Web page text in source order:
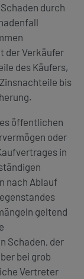
durch
der Verkäufer
des Käufers,
bis
öffentlichen
oder
in
nach Ablauf
geltend
Schaden, der
bei grob
Vertreter